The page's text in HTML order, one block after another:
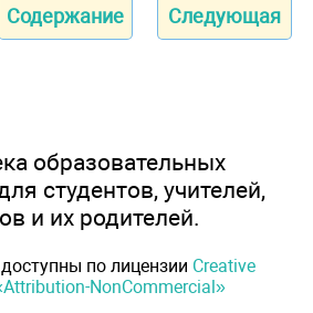
Содержание Следующая
образовательных
студентов, учителей,
и их родителей.
по лицензии Creative
NonCommercial»